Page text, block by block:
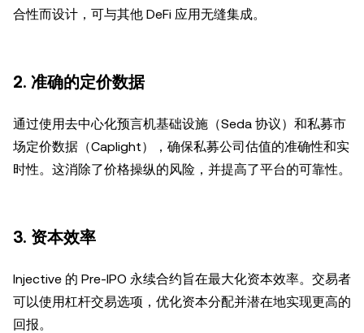
合性而设计，可与其他 DeFi 应用无缝集成。
2. 准确的定价数据
通过使用去中心化预言机基础设施（Seda 协议）和私募市
场定价数据（Caplight），确保私募公司估值的准确性和实
时性。这消除了价格操纵的风险，并提高了平台的可靠性。
3. 资本效率
Injective 的 Pre-IPO 永续合约旨在最大化资本效率。交易者
可以使用杠杆交易选项，优化资本分配并潜在地实现更高的
回报。